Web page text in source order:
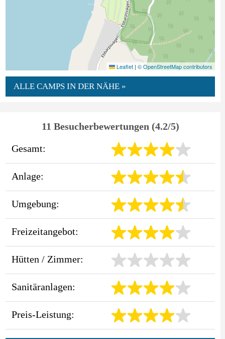
Leaflet | © OpenStreetMap contributors
ALLE CAMPS IN DER NÄHE »
11 Besucherbewertungen (4.2/5)
Gesamt:
Anlage:
Umgebung:
Freizeitangebot:
Hütten / Zimmer:
Sanitäranlagen:
Preis-Leistung: